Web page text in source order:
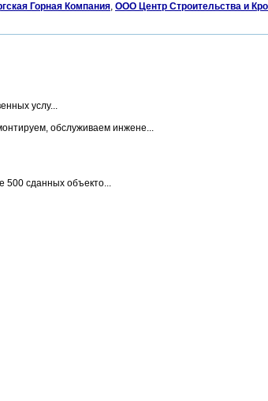
Горная Компания, ООО Центр Строительства и
услу...
обслуживаем инжене...
500 сданных объекто...